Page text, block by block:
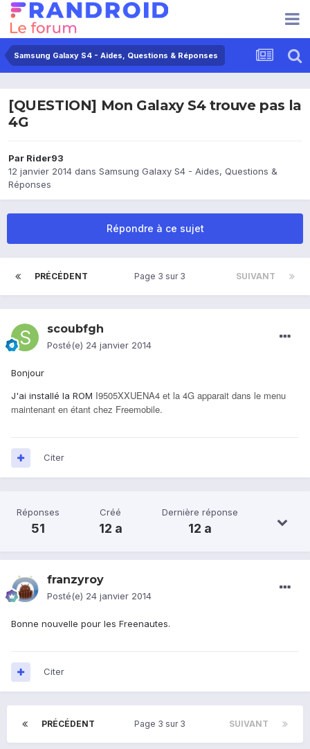
Samsung Galaxy S4 - Aides, Questions & Réponses
[QUESTION] Mon Galaxy S4 trouve pas la
4G
Par Rider93
12 janvier 2014 dans Samsung Galaxy S4 - Aides, Questions &
Réponses
Répondre à ce sujet
PRÉCÉDENT SUIVANT
Page 3 sur 3
scoubfgh
Posté(e) 24 janvier 2014
Bonjour
J'ai installé la ROM I9505XXUENA4 et la 4G apparait dans le menu
maintenant en étant chez Freemobile.
Citer
Réponses
51
Créé
12 a
Dernière réponse
12 a
franzyroy
Posté(e) 24 janvier 2014
Bonne nouvelle pour les Freenautes.
Citer
PRÉCÉDENT SUIVANT
Page 3 sur 3